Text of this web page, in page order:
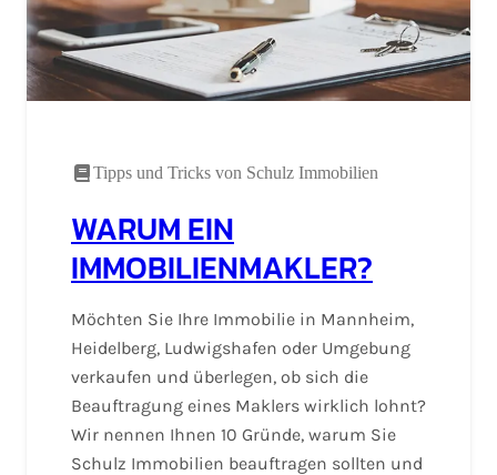
Tipps und Tricks von Schulz Immobilien
WARUM EIN
IMMOBILIENMAKLER?
Möchten Sie Ihre Immobilie in Mannheim,
Heidelberg, Ludwigshafen oder Umgebung
verkaufen und überlegen, ob sich die
Beauftragung eines Maklers wirklich lohnt?
Wir nennen Ihnen 10 Gründe, warum Sie
Schulz Immobilien beauftragen sollten und